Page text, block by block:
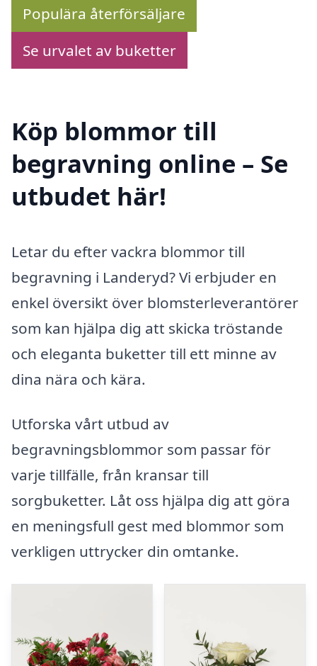
Populära återförsäljare
Se urvalet av buketter
Köp blommor till
begravning online – Se
utbudet här!
Letar du efter vackra blommor till
begravning i Landeryd? Vi erbjuder en
enkel översikt över blomsterleverantörer
som kan hjälpa dig att skicka tröstande
och eleganta buketter till ett minne av
dina nära och kära.
Utforska vårt utbud av
begravningsblommor som passar för
varje tillfälle, från kransar till
sorgbuketter. Låt oss hjälpa dig att göra
en meningsfull gest med blommor som
verkligen uttrycker din omtanke.